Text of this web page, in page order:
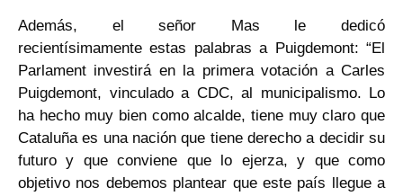
Además, el señor Mas le dedicó
recientísimamente estas palabras a Puigdemont: “El
Parlament investirá en la primera votación a Carles
Puigdemont, vinculado a CDC, al municipalismo. Lo
ha hecho muy bien como alcalde, tiene muy claro que
Cataluña es una nación que tiene derecho a decidir su
futuro y que conviene que lo ejerza, y que como
objetivo nos debemos plantear que este país llegue a